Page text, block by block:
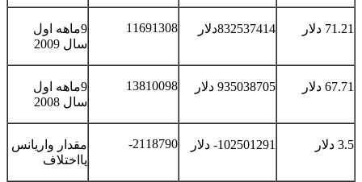
71.21 دلار 832537414دلار 11691308
9ماهه اول
سال 2009
67.71 دلار 935038705 دلار 13810098
9ماهه اول
سال 2008
3.5 دلار 102501291- دلار 2118790-
مقدار واریانس
یااختلاف